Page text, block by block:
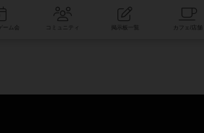
コミュニティ